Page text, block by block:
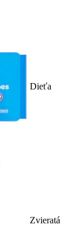
Dieťa
Zvieratá